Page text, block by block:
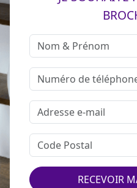
RECEVOIR